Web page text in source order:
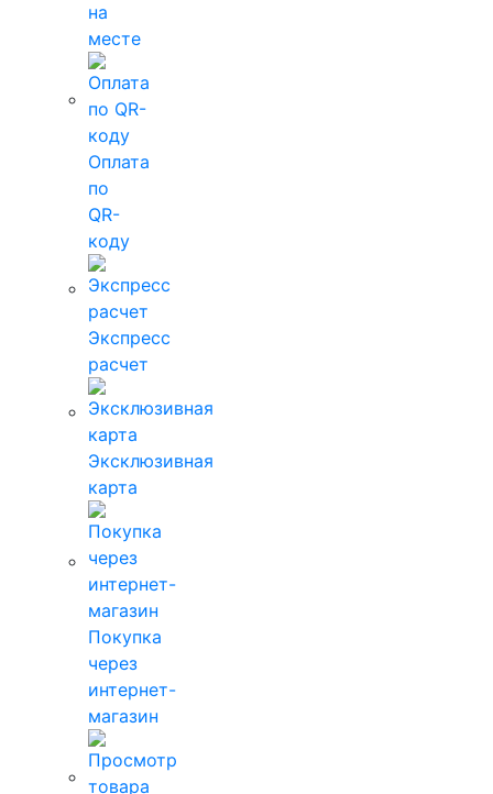
на
месте
Оплата
по
QR-
коду
Экспресс
расчет
Эксклюзивная
карта
Покупка
через
интернет-
магазин